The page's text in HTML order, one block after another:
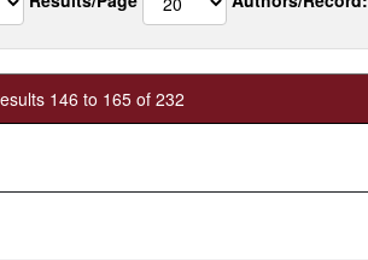
146 to 165 of 232